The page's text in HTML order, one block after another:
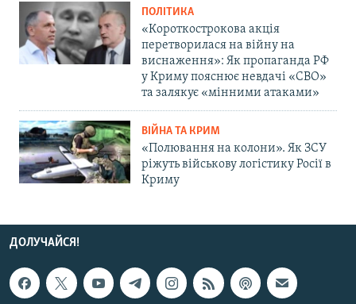
ПОЛІТИКА
«Короткострокова акція
перетворилася на війну на
виснаження»: Як пропаганда РФ
у Криму пояснює невдачі «СВО»
та залякує «мінними атаками»
ВІЙНА ТА КРИМ
«Полювання на колони». Як ЗСУ
ріжуть військову логістику Росії в
Криму
ДОЛУЧАЙСЯ!